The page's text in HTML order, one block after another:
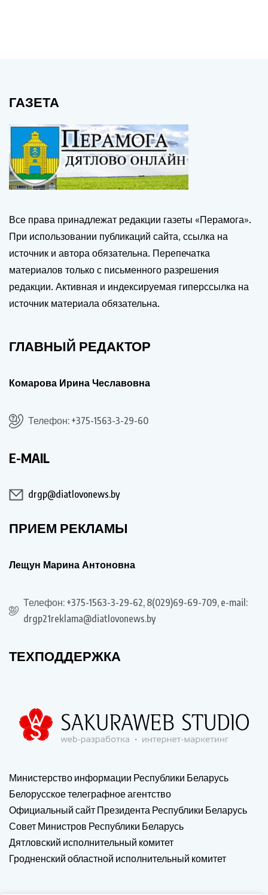
ГАЗЕТА
Все права принадлежат редакции газеты «Перамога».
При использовании публикаций сайта, ссылка на
источник и автора обязательна. Перепечатка
материалов только с письменного разрешения
редакции. Активная и индексируемая гиперссылка на
источник материала обязательна.
ГЛАВНЫЙ РЕДАКТОР
Комарова Ирина Чеславовна
Телефон: +375-1563-3-29-60
E-MAIL
drgp@diatlovonews.by
ПРИЕМ РЕКЛАМЫ
Лещун Марина Антоновна
Телефон: +375-1563-3-29-62, 8(029)69-69-709, e-mail:
drgp21reklama@diatlovonews.by
ТЕХПОДДЕРЖКА
Министерство информации Республики Беларусь
Белорусское телеграфное агентство
Официальный сайт Президента Республики Беларусь
Совет Министров Республики Беларусь
Дятловский исполнительный комитет
Гродненский областной исполнительный комитет